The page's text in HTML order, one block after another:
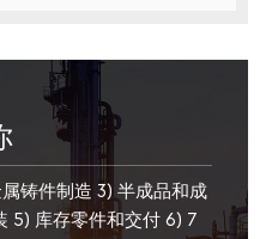
铸件制造 3) 半成品和成
5) 库存零件和交付 6) 7